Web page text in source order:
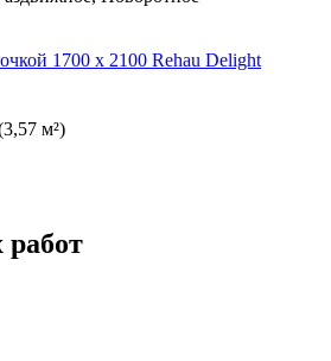
1700 x 2100 Rehau Delight
м²)
работ